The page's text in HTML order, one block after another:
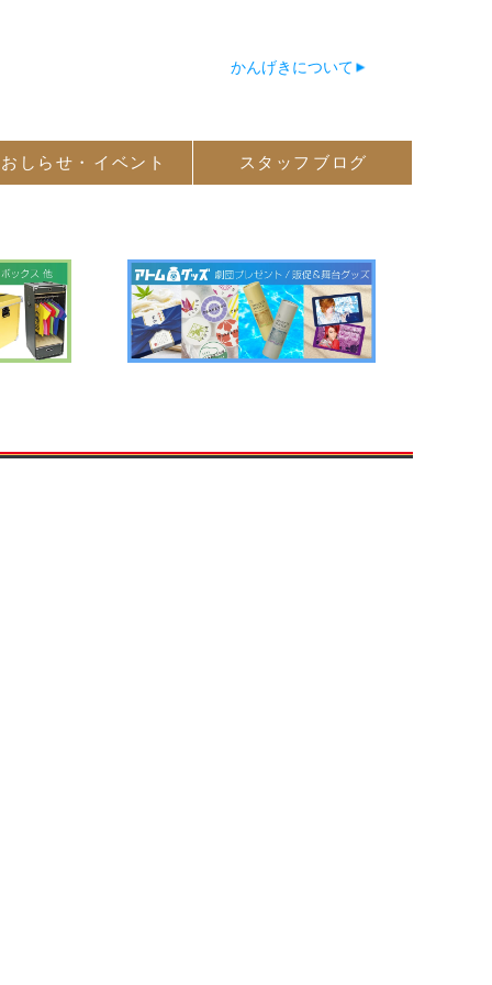
かんげきについて
おしらせ・ イベント スタッフ ブログ